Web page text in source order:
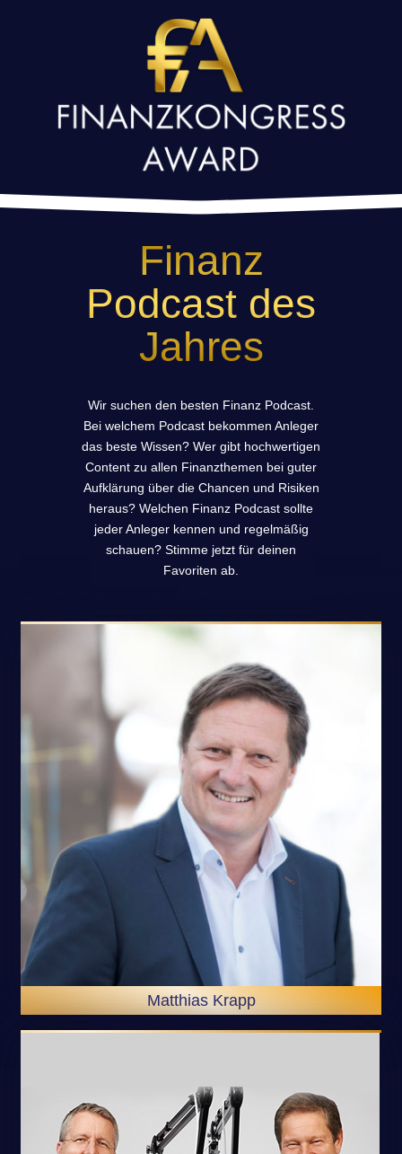
Finanz
Podcast des
Jahres
Wir suchen den besten Finanz Podcast.
Bei welchem Podcast bekommen Anleger
das beste Wissen? Wer gibt hochwertigen
Content zu allen Finanzthemen bei guter
Aufklärung über die Chancen und Risiken
heraus? Welchen Finanz Podcast sollte
jeder Anleger kennen und regelmäßig
schauen? Stimme jetzt für deinen
Favoriten ab.
Matthias Krapp